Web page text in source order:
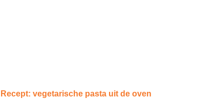
Recept: vegetarische pasta uit de oven